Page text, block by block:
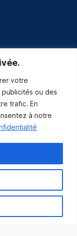
votre
ou des
trafic. En
à notre
urgences.
nouvelles